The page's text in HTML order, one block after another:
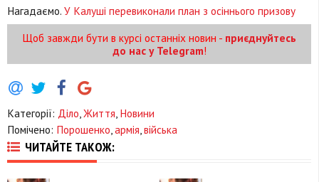
Нагадаємо. У Калуші перевиконали план з осіннього призову
Щоб завжди бути в курсі останніх новин - приєднуйтесь
до нас у Telegram!
Категорії: Діло Життя Новини
Помічено: Порошенко армія війська
ЧИТАЙТЕ ТАКОЖ: